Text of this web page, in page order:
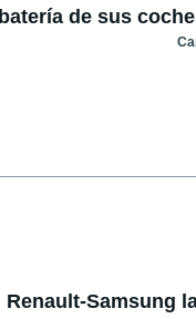
batería de sus
Renault-Samsung